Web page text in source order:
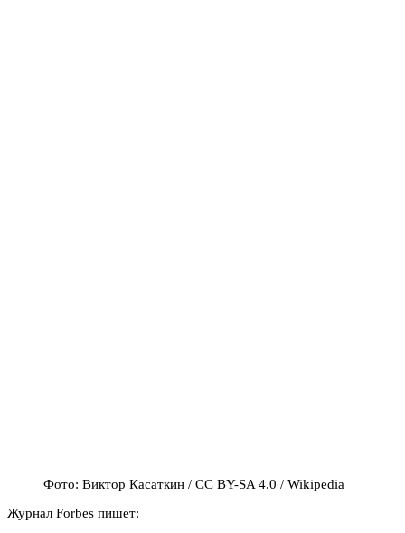
Фото: Виктор Касаткин / CC BY-SA 4.0 / Wikipedia
Журнал Forbes пишет: